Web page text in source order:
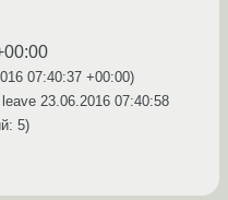
07:40:37 +00:00)
23.06.2016 07:40:58
5)